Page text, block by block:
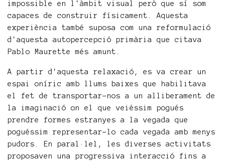
impossible en l'àmbit visual però que sí som
capaces de construir físicament. Aquesta
experiència també suposa com una reformulació
d'aquesta autopercepció primària que citava
Pablo Maurette més amunt.
A partir d'aquesta relaxació, es va crear un
espai oníric amb llums baixes que habilitava
el fet de transportar-nos a un alliberament de
la imaginació on el que veiéssim pogués
prendre formes estranyes a la vegada que
poguéssim representar-lo cada vegada amb menys
pudors. En paral·lel, les diverses activitats
proposaven una progressiva interacció fins a